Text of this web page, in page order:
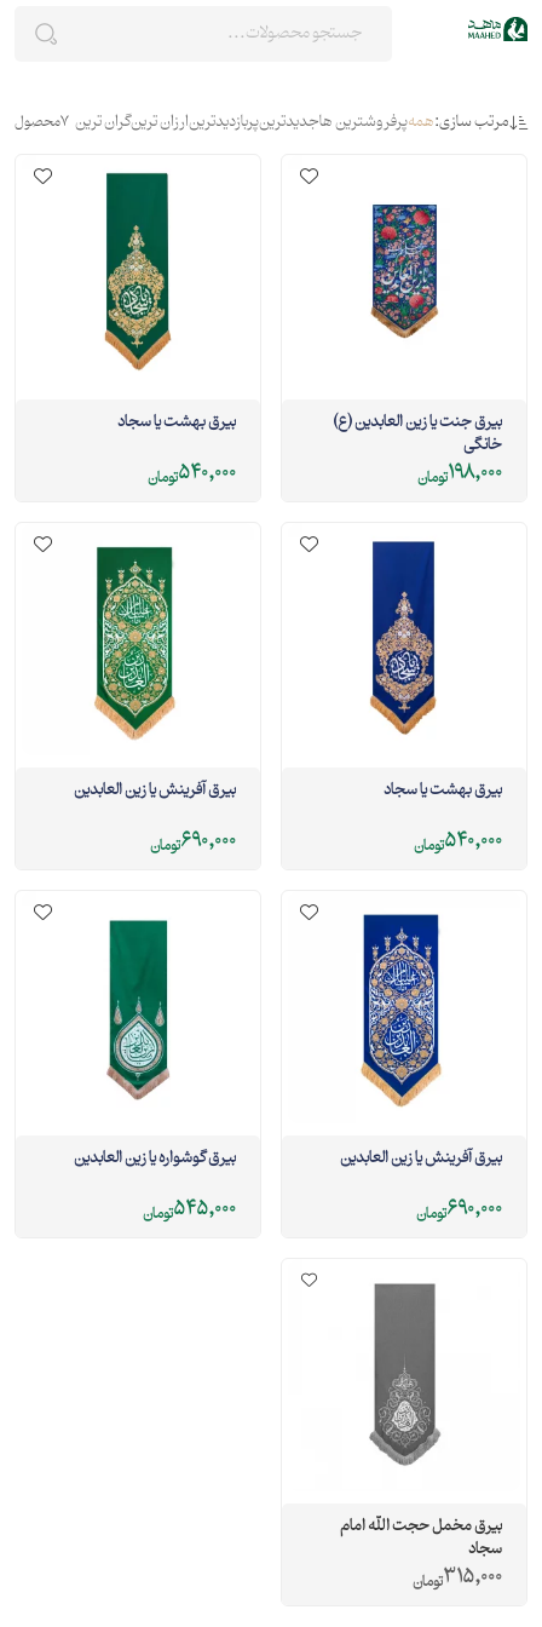
مرتب سازی:همهپرفروشترین هاجدیدترینپربازدیدترینارزان ترینگران ترین 7محصول
بيرق جنت يا زين العابدين (ع)
خانگی
198,000تومان
بيرق بهشت يا سجاد
540,000تومان
بيرق بهشت يا سجاد
540,000تومان
بيرق آفرینش يا زین العابدین
690,000تومان
بيرق آفرینش يا زین العابدین
690,000تومان
بیرق گوشواره یا زین العابدین
545,000تومان
بيرق مخمل حجت الله امام
سجاد
315,000تومان